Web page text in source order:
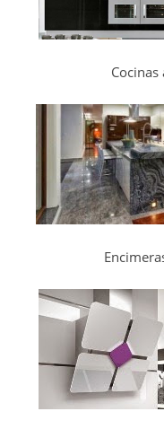
Cocinas